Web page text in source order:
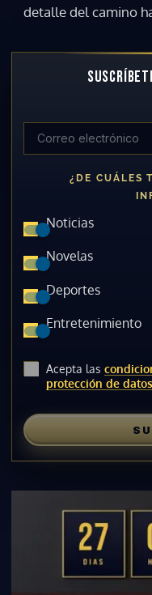
detalle del camino
¿DE CUÁLES
Noticias
Novelas
Deportes
Entretenimiento
Acepta las
protección de datos.